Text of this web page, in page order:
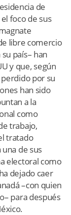
de
foco de sus
libre comercio
país– han
y que, según
por su
han sido
a la
como
trabajo,
tratado
de sus
electoral como
dejado caer
–con quien
para después